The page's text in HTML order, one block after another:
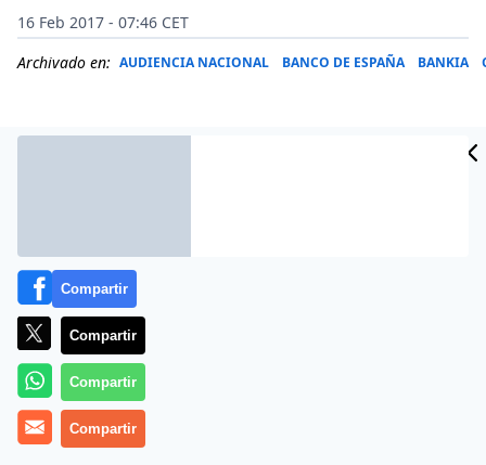
16 Feb 2017 - 07:46 CET
Archivado en: AUDIENCIA NACIONAL BANCO DE ESPAÑA BANKIA
Pablo Iglesias está aplicando punto por punto el
manual de Vistalegre 2. El 15 de febrero de 2017, en un
Compartir
Compartir
Compartir
Compartir